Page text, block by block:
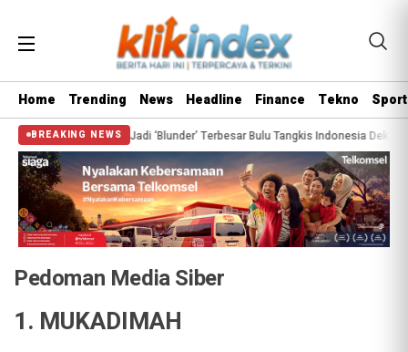
Home Trending News Headline Finance Tekno Sport
BREAKING NEWS
Herry IP Bisa Jadi ‘Blunder’ Terbesar Bulu Tangkis Indonesia Dekade Ini
Pedoman Media Siber
1. MUKADIMAH